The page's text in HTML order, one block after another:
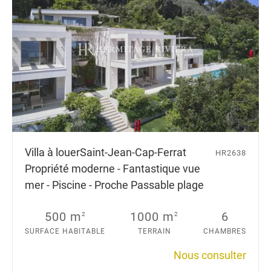
Villa à louerSaint-Jean-Cap-Ferrat
Propriété moderne - Fantastique vue
mer - Piscine - Proche Passable plage
HR2638
500 m2
SURFACE HABITABLE
1000 m2
TERRAIN
6
CHAMBRES
Nous consulter